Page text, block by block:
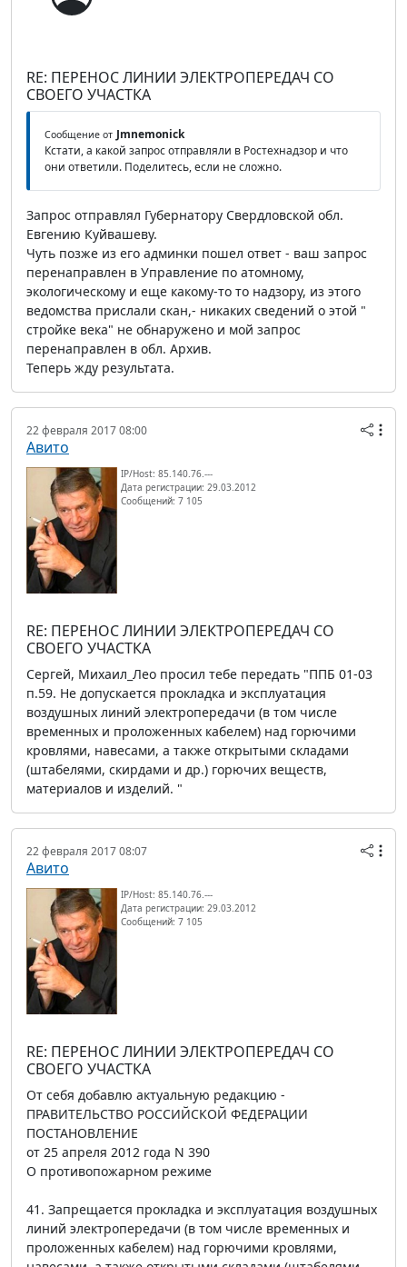
RE: ПЕРЕНОС ЛИНИИ ЭЛЕКТРОПЕРЕДАЧ СО
СВОЕГО УЧАСТКА
Сообщение от Jmnemonick
Кстати, а какой запрос отправляли в Ростехнадзор и что
они ответили. Поделитесь, если не сложно.
Запрос отправлял Губернатору Свердловской обл.
Евгению Куйвашеву.
Чуть позже из его админки пошел ответ - ваш запрос
перенаправлен в Управление по атомному,
экологическому и еще какому-то то надзору, из этого
ведомства прислали скан,- никаких сведений о этой "
стройке века" не обнаружено и мой запрос
перенаправлен в обл. Архив.
Теперь жду результата.
22 февраля 2017 08:00
Авито
IP/Host: 85.140.76.---
Дата регистрации: 29.03.2012
Сообщений: 7 105
RE: ПЕРЕНОС ЛИНИИ ЭЛЕКТРОПЕРЕДАЧ СО
СВОЕГО УЧАСТКА
Сергей, Михаил_Лео просил тебе передать "ППБ 01-03
п.59. Не допускается прокладка и эксплуатация
воздушных линий электропередачи (в том числе
временных и проложенных кабелем) над горючими
кровлями, навесами, а также открытыми складами
(штабелями, скирдами и др.) горючих веществ,
материалов и изделий. "
22 февраля 2017 08:07
Авито
IP/Host: 85.140.76.---
Дата регистрации: 29.03.2012
Сообщений: 7 105
RE: ПЕРЕНОС ЛИНИИ ЭЛЕКТРОПЕРЕДАЧ СО
СВОЕГО УЧАСТКА
От себя добавлю актуальную редакцию -
ПРАВИТЕЛЬСТВО РОССИЙСКОЙ ФЕДЕРАЦИИ
ПОСТАНОВЛЕНИЕ
от 25 апреля 2012 года N 390
О противопожарном режиме
41. Запрещается прокладка и эксплуатация воздушных
линий электропередачи (в том числе временных и
проложенных кабелем) над горючими кровлями,